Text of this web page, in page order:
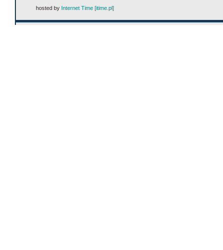
hosted by Internet Time [itime.pl]